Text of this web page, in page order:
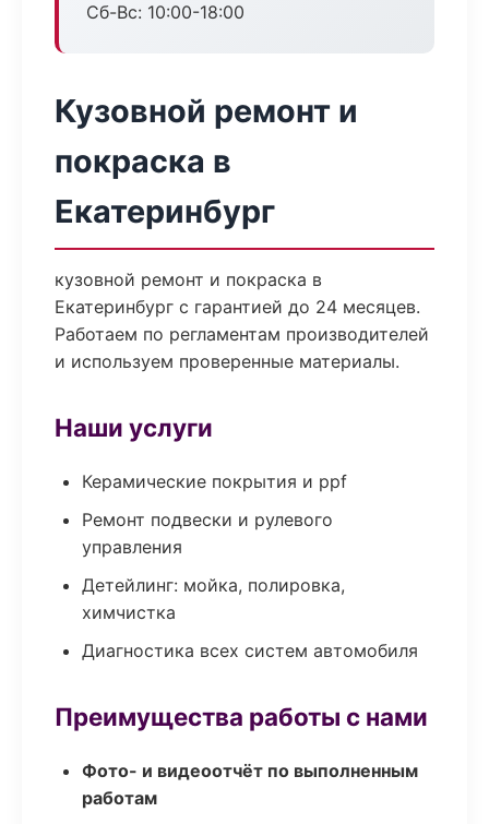
Сб-Вс: 10:00-18:00
Кузовной ремонт и
покраска в
Екатеринбург
кузовной ремонт и покраска в
Екатеринбург с гарантией до 24 месяцев.
Работаем по регламентам производителей
и используем проверенные материалы.
Наши услуги
Керамические покрытия и ppf
Ремонт подвески и рулевого
управления
Детейлинг: мойка, полировка,
химчистка
Диагностика всех систем автомобиля
Преимущества работы с нами
Фото- и видеоотчёт по выполненным
работам